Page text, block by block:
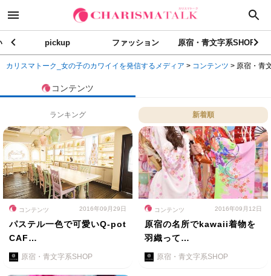
pickup ファッション 原宿・青文字系SHOP
カリスマトーク_女の子のカワイイを発信するメディア > コンテンツ > 原宿・青
コンテンツ
ランキング 新着順
コンテンツ 2016年09月29日
パステル一色で可愛いQ-pot
CAF…
原宿・青文字系SHOP
コンテンツ 2016年09月12日
原宿の名所でkawaii着物を
羽織って…
原宿・青文字系SHOP